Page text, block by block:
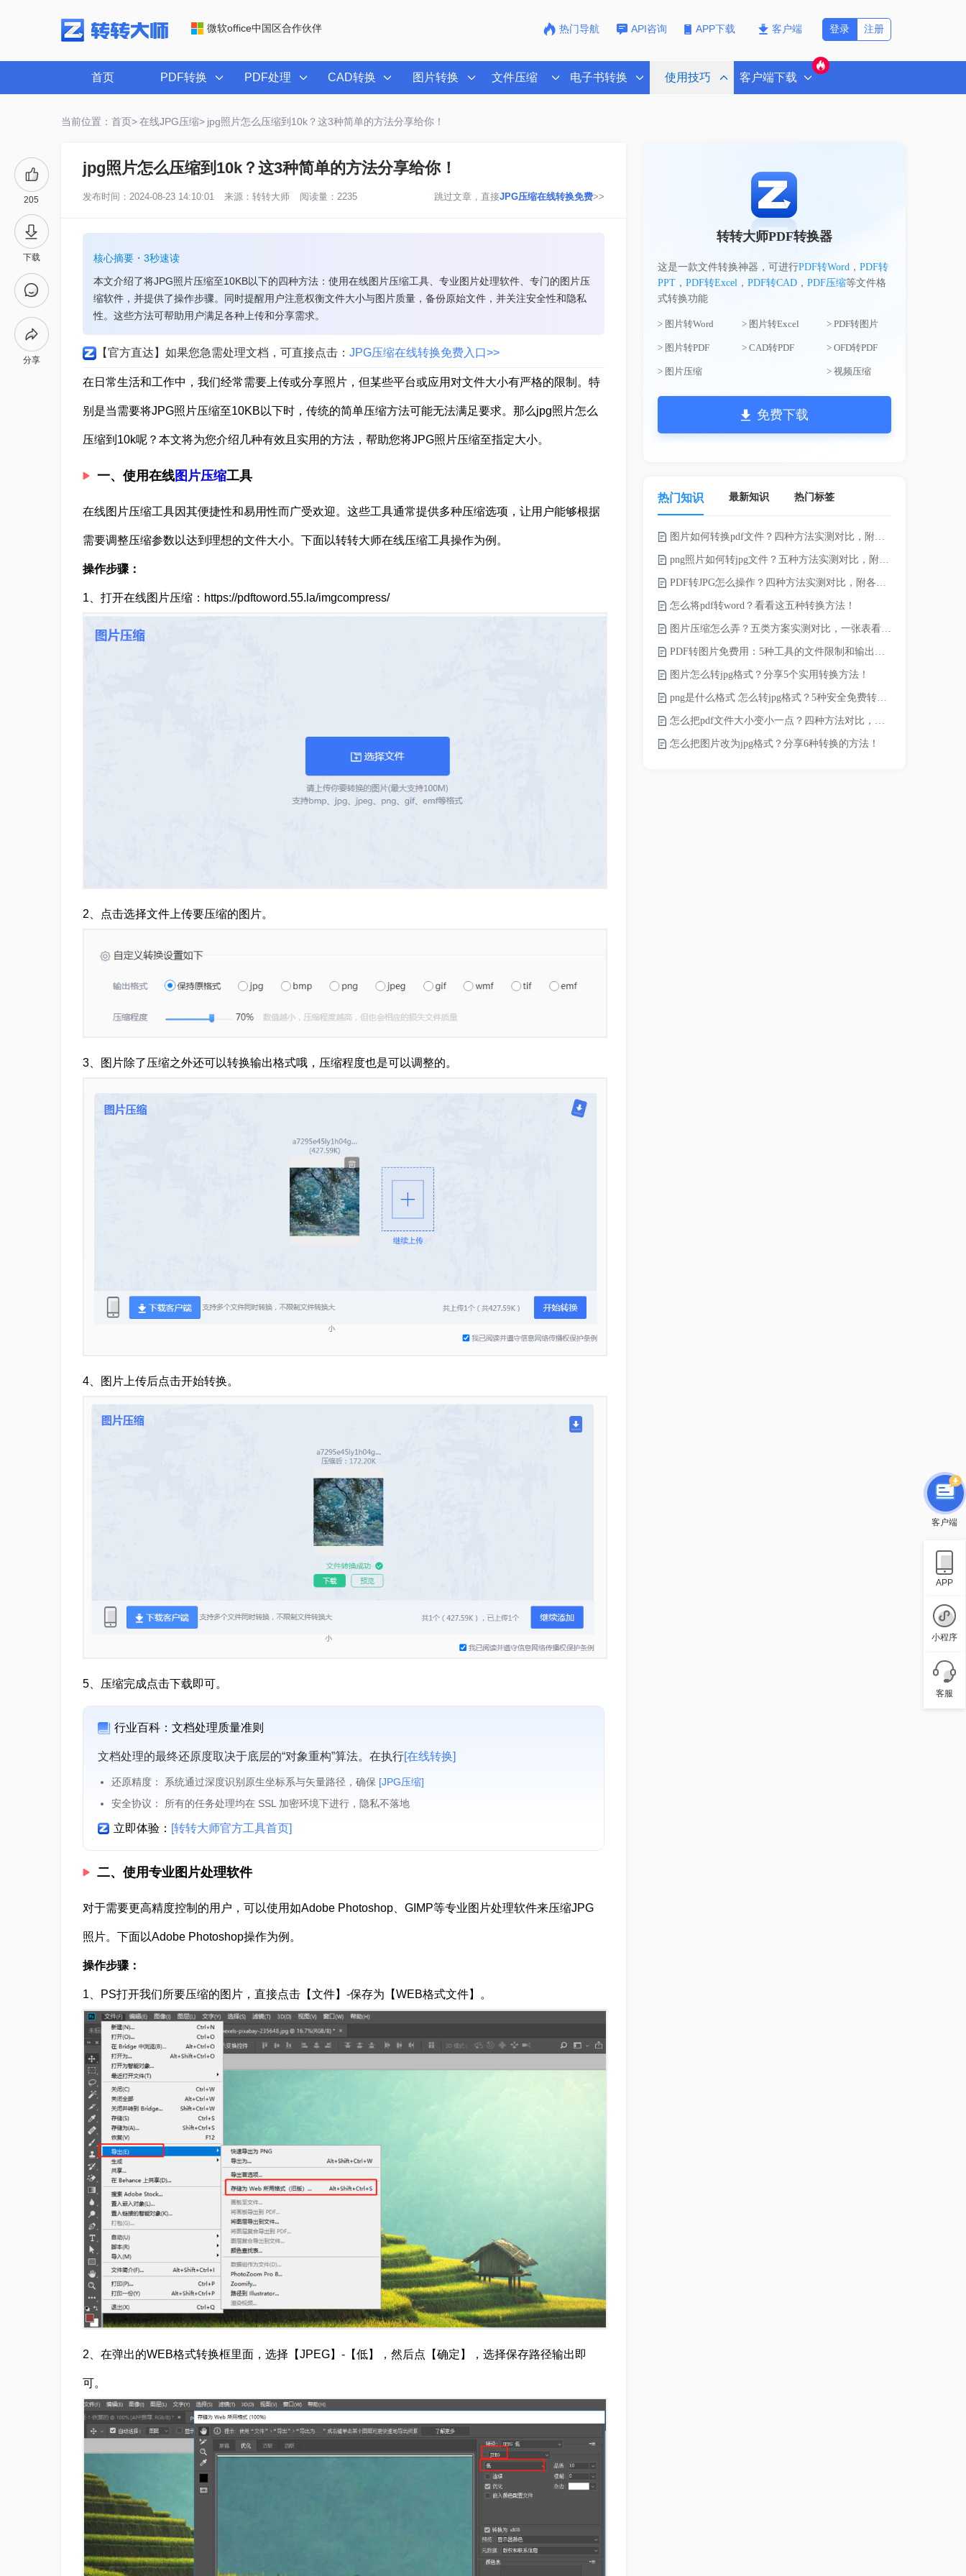
微软office中国区合作伙伴 热门导航 API咨询 APP下载 客户端 注册
登录
首页 PDF转换 PDF处理 CAD转换 图片转换 文件压缩 电子书转换 使用技巧 客户端下载
当前位置：首页> 在线JPG压缩> jpg照片怎么压缩到10k？这3种简单的方法分享给你！
205
下载
分享
jpg照片怎么压缩到10k？这3种简单的方法分享给你！
发布时间：2024-08-23 14:10:01 来源： 转转大师 阅读量：2235 跳过文章，直接JPG压缩在线转换免费>>
核心摘要・3秒速读
本文介绍了将JPG照片压缩至10KB以下的四种方法：使用在线图片压缩工具、专业图片处理软件、专门的图片压
缩软件，并提供了操作步骤。同时提醒用户注意权衡文件大小与图片质量，备份原始文件，并关注安全性和隐私
性。这些方法可帮助用户满足各种上传和分享需求。
【官方直达】如果您急需处理文档，可直接点击： JPG压缩在线转换免费入口>>
在日常生活和工作中，我们经常需要上传或分享照片，但某些平台或应用对文件大小有严格的限制。特
别是当需要将JPG照片压缩至10KB以下时，传统的简单压缩方法可能无法满足要求。那么jpg照片怎么
压缩到10k呢？本文将为您介绍几种有效且实用的方法，帮助您将JPG照片压缩至指定大小。
一、使用在线图片压缩工具
在线图片压缩工具因其便捷性和易用性而广受欢迎。这些工具通常提供多种压缩选项，让用户能够根据
需要调整压缩参数以达到理想的文件大小。下面以转转大师在线压缩工具操作为例。
操作步骤：
1、打开在线图片压缩：https://pdftoword.55.la/imgcompress/
2、点击选择文件上传要压缩的图片。
3、图片除了压缩之外还可以转换输出格式哦，压缩程度也是可以调整的。
4、图片上传后点击开始转换。
5、压缩完成点击下载即可。
行业百科：文档处理质量准则
文档处理的最终还原度取决于底层的“对象重构”算法。在执行[在线转换]
还原精度： 系统通过深度识别原生坐标系与矢量路径，确保 [JPG压缩]
安全协议： 所有的任务处理均在 SSL 加密环境下进行，隐私不落地
立即体验： [转转大师官方工具首页]
二、使用专业图片处理软件
对于需要更高精度控制的用户，可以使用如Adobe Photoshop、GIMP等专业图片处理软件来压缩JPG
照片。下面以Adobe Photoshop操作为例。
操作步骤：
1、PS打开我们所要压缩的图片，直接点击【文件】-保存为【WEB格式文件】。
2、在弹出的WEB格式转换框里面，选择【JPEG】-【低】，然后点【确定】，选择保存路径输出即
可。
转转大师PDF转换器
这是一款文件转换神器，可进行PDF转Word， PDF转
PPT， PDF转Excel， PDF转CAD， PDF压缩等文件格
式转换功能
> 图片转Word > 图片转Excel > PDF转图片
> 图片转PDF > CAD转PDF > OFD转PDF
> 图片压缩 > 视频压缩
免费下载
热门知识 最新知识 热门标签
图片如何转换pdf文件？四种方法实测对比，附各场景最优选！
png照片如何转jpg文件？五种方法实测对比，附各场景最优选!！
PDF转JPG怎么操作？四种方法实测对比，附各场景最优选！
怎么将pdf转word？看看这五种转换方法！
图片压缩怎么弄？五类方案实测对比，一张表看懂怎么选！
PDF转图片免费用：5种工具的文件限制和输出质量对比！
图片怎么转jpg格式？分享5个实用转换方法！
png是什么格式 怎么转jpg格式？5种安全免费转换方法全解析！
怎么把pdf文件大小变小一点？四种方法对比，一看就懂！
怎么把图片改为jpg格式？分享6种转换的方法！
客户端
APP
小程序
客服